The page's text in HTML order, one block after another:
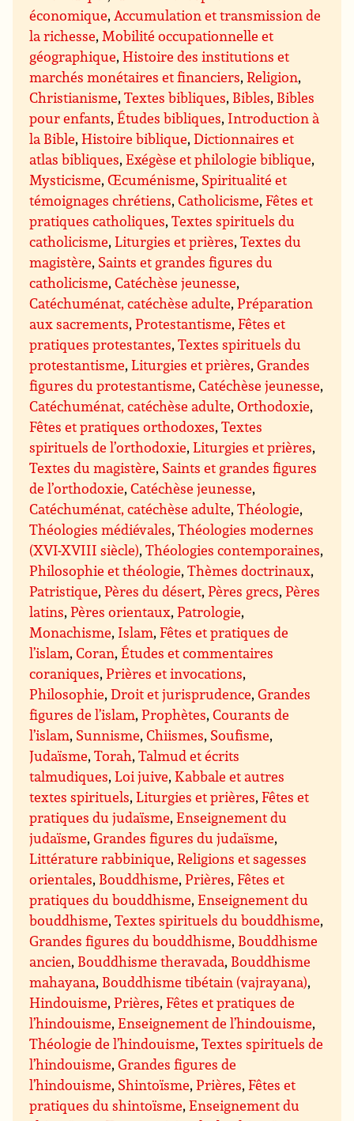
économique, Accumulation et transmission de
la richesse, Mobilité occupationnelle et
géographique,Histoire des institutions et
marchés monétaires et financiers,Religion,
Christianisme,Textes bibliques, Bibles, Bibles
pour enfants,Études bibliques, Introduction à
la Bible,Histoire biblique,Dictionnaires et
atlas bibliques,Exégèse et philologie biblique,
Mysticisme,Œcuménisme, Spiritualité et
témoignages chrétiens,Catholicisme,Fêtes et
pratiques catholiques,Textes spirituels du
catholicisme,Liturgies et prières,Textes du
magistère, Saints et grandes figures du
catholicisme,Catéchèse jeunesse,
Catéchuménat, catéchèse adulte,Préparation
aux sacrements,Protestantisme,Fêtes et
pratiques protestantes,Textes spirituels du
protestantisme,Liturgies et prières,Grandes
figures du protestantisme,Catéchèse jeunesse,
Catéchuménat, catéchèse adulte,Orthodoxie,
Fêtes et pratiques orthodoxes,Textes
spirituels de l’orthodoxie,Liturgies et prières,
Textes du magistère, Saints et grandes figures
de l’orthodoxie,Catéchèse jeunesse,
Catéchuménat, catéchèse adulte,Théologie,
Théologies médiévales,Théologies modernes
(XVI-XVIII siècle),Théologies contemporaines,
Philosophie et théologie,Thèmes doctrinaux,
Patristique,Pères du désert,Pères grecs,Pères
latins,Pères orientaux,Patrologie,
Monachisme, Islam,Fêtes et pratiques de
l’islam,Coran,Études et commentaires
coraniques,Prières et invocations,
Philosophie,Droit et jurisprudence,Grandes
figures de l’islam,Prophètes,Courants de
l’islam, Sunnisme,Chiismes, Soufisme,
Judaïsme,Torah,Talmud et écrits
talmudiques,Loi juive,Kabbale et autres
textes spirituels,Liturgies et prières,Fêtes et
pratiques du judaïsme,Enseignement du
judaïsme,Grandes figures du judaïsme,
Littérature rabbinique,Religions et sagesses
orientales, Bouddhisme,Prières,Fêtes et
pratiques du bouddhisme,Enseignement du
bouddhisme,Textes spirituels du bouddhisme,
Grandes figures du bouddhisme, Bouddhisme
ancien, Bouddhisme theravada, Bouddhisme
mahayana, Bouddhisme tibétain (vajrayana),
Hindouisme,Prières,Fêtes et pratiques de
l’hindouisme,Enseignement de l’hindouisme,
Théologie de l’hindouisme,Textes spirituels de
l’hindouisme,Grandes figures de
l’hindouisme, Shintoïsme,Prières,Fêtes et
pratiques du shintoïsme,Enseignement du